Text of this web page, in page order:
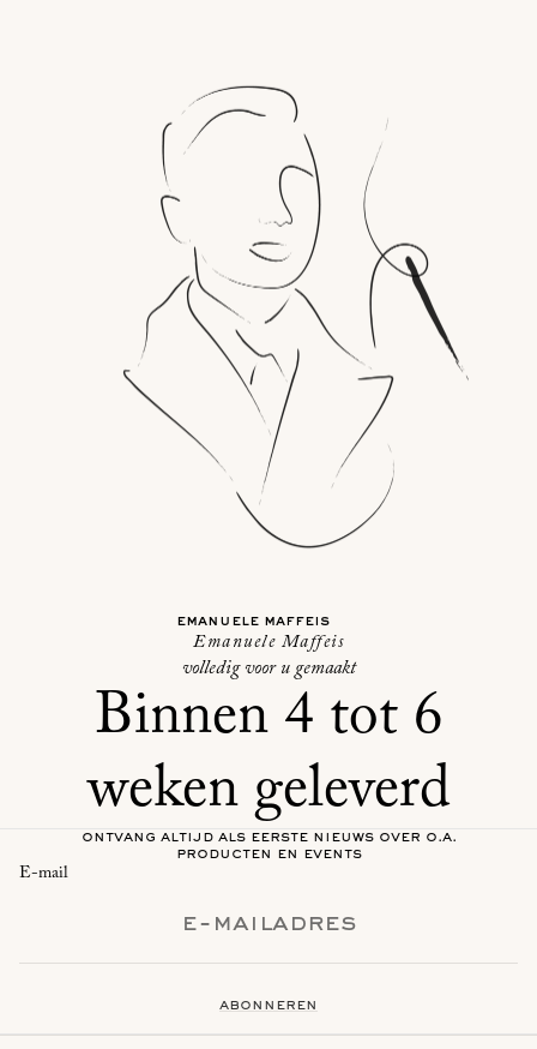
emanuele maffeis
Emanuele Maffeis
volledig voor u gemaakt
Binnen 4 tot 6
weken geleverd
ontvang altijd als eerste nieuws over o.a.
producten en events
E-mail
abonneren